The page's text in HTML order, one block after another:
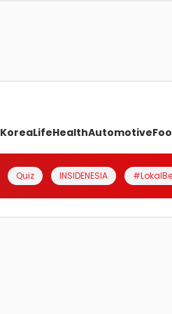
KoreaLifeHealthAutomotive
Quiz INSIDENESIA